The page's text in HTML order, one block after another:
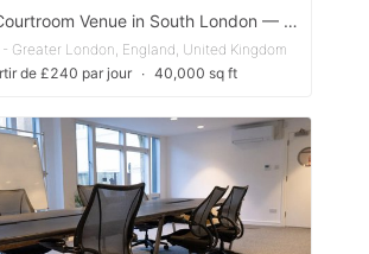
Unique Ex-Courtroom Venue in South London — Ideal for Film, Photography & Immersive Pop-Ups
Greater London, England, United Kingdom
de £240 par jour
∙ 40,000 sq ft